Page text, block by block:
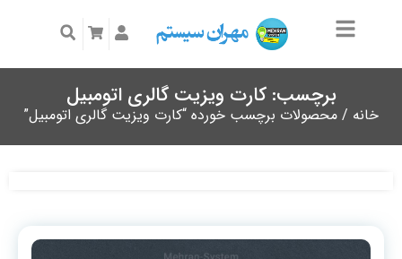
برچسب: کارت ویزیت گالری اتومبیل
خانه / محصولات برچسب خورده “کارت ویزیت گالری اتومبیل”